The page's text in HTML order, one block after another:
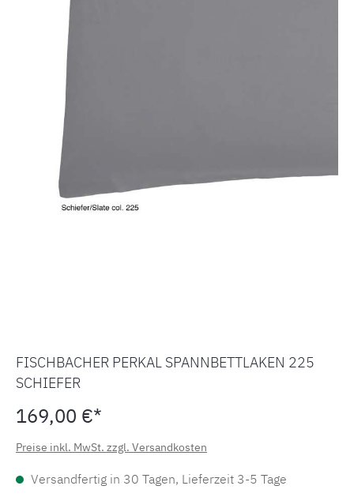
FISCHBACHER PERKAL SPANNBETTLAKEN 225
SCHIEFER
169,00 €*
Preise inkl. MwSt. zzgl. Versandkosten
Versandfertig in 30 Tagen, Lieferzeit 3-5 Tage